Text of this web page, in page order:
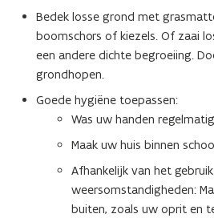
Bedek losse grond met
boomschors of kiezels. Of zaai
een andere dichte begroeiing.
grondhopen.
Goede hygiëne toepassen:
Was uw handen
Maak uw huis binnen
Afhankelijk van het
weersomstandigheden:
buiten, zoals uw oprit en